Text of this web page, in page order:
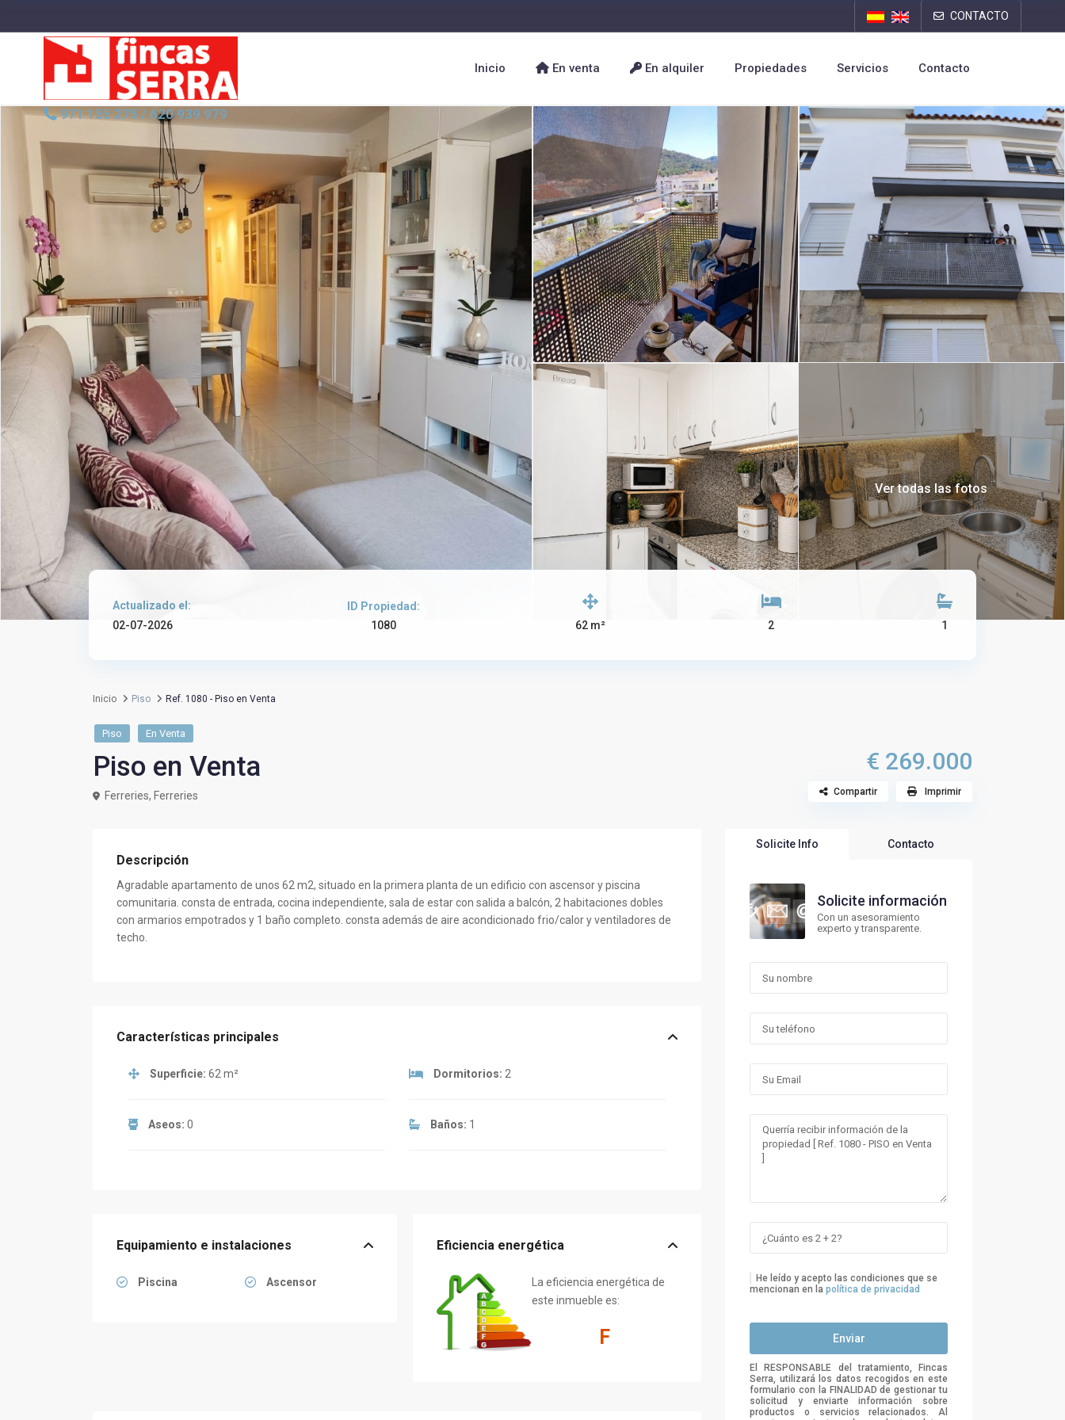
CONTACTO
Inicio En venta En alquiler Propiedades Servicios Contacto
971 155 275 / 620 939 979
Ver todas las fotos
Actualizado el:
02-07-2026
ID Propiedad:
1080
62 m² 2 1
Inicio Piso Ref. 1080 - Piso en Venta
Piso En Venta
Piso en Venta € 269.000
Ferreries, Ferreries Compartir Imprimir
Descripción
Agradable apartamento de unos 62 m2, situado en la primera planta de un edificio con ascensor y piscina
comunitaria. consta de entrada, cocina independiente, sala de estar con salida a balcón, 2 habitaciones dobles
con armarios empotrados y 1 baño completo. consta además de aire acondicionado frio/calor y ventiladores de
techo.
Características principales
Superficie: 62 m² Dormitorios: 2
Aseos: 0 Baños: 1
Equipamiento e instalaciones
Piscina Ascensor
Eficiencia energética
La eficiencia energética de
este inmueble es:
F
Solicite Info Contacto
Solicite información
Con un asesoramiento
experto y transparente.
He leído y acepto las condiciones que se
mencionan en la política de privacidad
El RESPONSABLE del tratamiento, Fincas
Serra, utilizará los datos recogidos en este
formulario con la FINALIDAD de gestionar tu
solicitud y enviarte información sobre
productos o servicios relacionados. Al